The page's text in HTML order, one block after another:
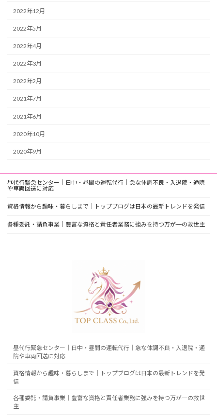
2022年12月
2022年5月
2022年4月
2022年3月
2022年2月
2021年7月
2021年6月
2020年10月
2020年9月
昼代行緊急センター｜日中・昼間の運転代行｜急な体調不良・入退院・通院
や車両回送に対応
資格情報から趣味・暮らしまで｜トップブログは日本の最新トレンドを発信
各種委託・請負事業｜豊富な資格と責任者業務に強みを持つ万が一の救世主
昼代行緊急センター｜日中・昼間の運転代行｜急な体調不良・入退院・通
院や車両回送に対応
資格情報から趣味・暮らしまで｜トップブログは日本の最新トレンドを発
信
各種委託・請負事業｜豊富な資格と責任者業務に強みを持つ万が一の救世
主